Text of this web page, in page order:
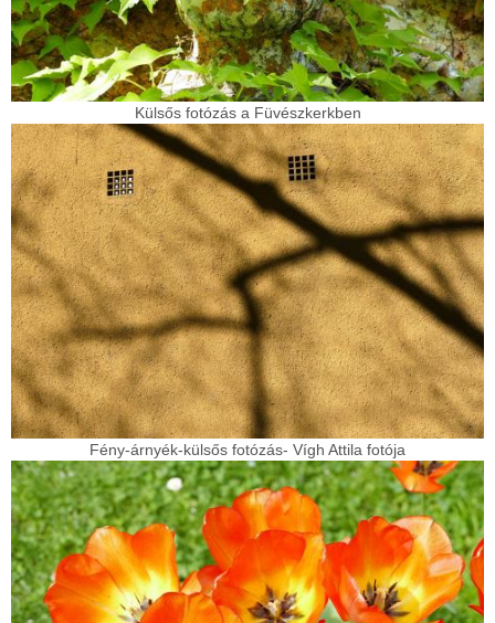
Külsős fotózás a Füvészkerkben
Fény-árnyék-külsős fotózás- Vígh Attila fotója